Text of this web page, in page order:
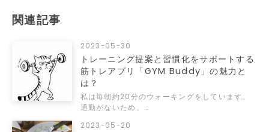
関連記事
2023-05-30
トレーニング提案と習慣化をサポートする
筋トレアプリ「GYM Buddy」の魅力と
は？
私は毎朝約20分のウォーキングをしています。
通勤がないため、…
2023-05-20